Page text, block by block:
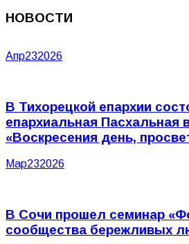
НОВОСТИ
Апр232026
В Тихорецкой епархии
епархиальная Пасхальная
«Воскресения день,
Мар232026
В Сочи прошел семинар
сообщества бережливых